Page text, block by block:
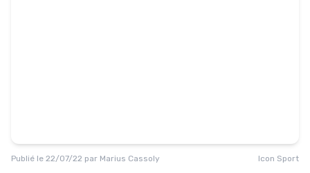
Publié le 22/07/22 par Marius Cassoly Icon Sport